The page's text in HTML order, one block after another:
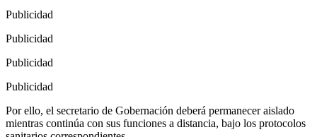
Publicidad
Publicidad
Publicidad
Publicidad
Por ello, el secretario de Gobernación deberá permanecer aislado
mientras continúa con sus funciones a distancia, bajo los protocolos